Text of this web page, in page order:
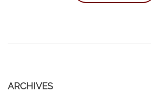
ARCHIVES